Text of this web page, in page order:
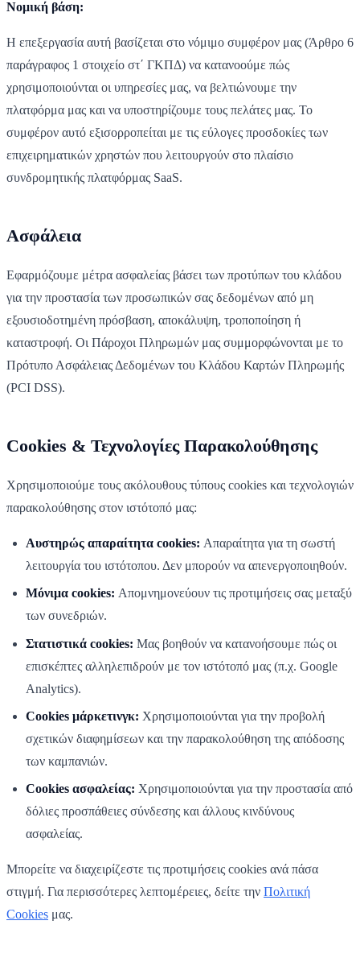
Νομική βάση:
Η επεξεργασία αυτή βασίζεται στο νόμιμο συμφέρον μας (Άρθρο 6
παράγραφος 1 στοιχείο στ΄ ΓΚΠΔ) να κατανοούμε πώς
χρησιμοποιούνται οι υπηρεσίες μας, να βελτιώνουμε την
πλατφόρμα μας και να υποστηρίζουμε τους πελάτες μας. Το
συμφέρον αυτό εξισορροπείται με τις εύλογες προσδοκίες των
επιχειρηματικών χρηστών που λειτουργούν στο πλαίσιο
συνδρομητικής πλατφόρμας SaaS.
Ασφάλεια
Εφαρμόζουμε μέτρα ασφαλείας βάσει των προτύπων του κλάδου
για την προστασία των προσωπικών σας δεδομένων από μη
εξουσιοδοτημένη πρόσβαση, αποκάλυψη, τροποποίηση ή
καταστροφή. Οι Πάροχοι Πληρωμών μας συμμορφώνονται με το
Πρότυπο Ασφάλειας Δεδομένων του Κλάδου Καρτών Πληρωμής
(PCI DSS).
Cookies & Τεχνολογίες Παρακολούθησης
Χρησιμοποιούμε τους ακόλουθους τύπους cookies και τεχνολογιών
παρακολούθησης στον ιστότοπό μας:
Αυστηρώς απαραίτητα cookies: Απαραίτητα για τη σωστή
λειτουργία του ιστότοπου. Δεν μπορούν να απενεργοποιηθούν.
Μόνιμα cookies: Απομνημονεύουν τις προτιμήσεις σας μεταξύ
των συνεδριών.
Στατιστικά cookies: Μας βοηθούν να κατανοήσουμε πώς οι
επισκέπτες αλληλεπιδρούν με τον ιστότοπό μας (π.χ. Google
Analytics).
Cookies μάρκετινγκ: Χρησιμοποιούνται για την προβολή
σχετικών διαφημίσεων και την παρακολούθηση της απόδοσης
των καμπανιών.
Cookies ασφαλείας: Χρησιμοποιούνται για την προστασία από
δόλιες προσπάθειες σύνδεσης και άλλους κινδύνους
ασφαλείας.
Μπορείτε να διαχειρίζεστε τις προτιμήσεις cookies ανά πάσα
στιγμή. Για περισσότερες λεπτομέρειες, δείτε την Πολιτική
Cookies μας.